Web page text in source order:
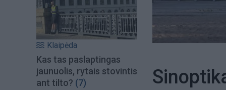
Klaipėda
Kas tas paslaptingas
jaunuolis, rytais stovintis
ant tilto? (7)